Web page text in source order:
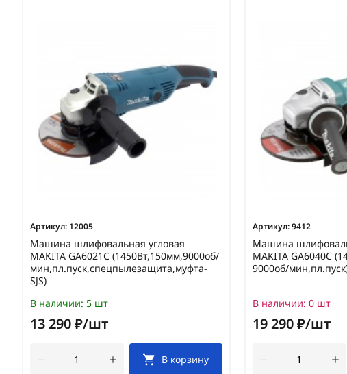
Артикул: 12005
Машина шлифовальная угловая
MAKITA GA6021C (1450Вт,150мм,9000об/
мин,пл.пуск,спецпылезащита,муфта-
SJS)
В наличии: 5 шт
13 290 ₽/шт
В корзину
Артикул:9412
Машина
MAKITA GA6040C
9000об/
В наличии: 0 шт
19 290 ₽/шт